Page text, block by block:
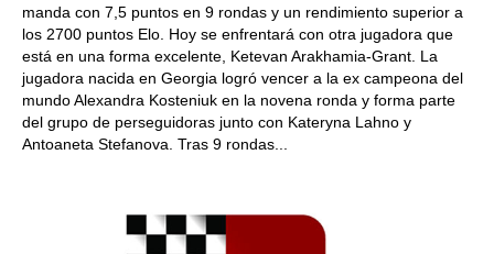
manda con 7,5 puntos en 9 rondas y un rendimiento superior a
los 2700 puntos Elo. Hoy se enfrentará con otra jugadora que
está en una forma excelente, Ketevan Arakhamia-Grant. La
jugadora nacida en Georgia logró vencer a la ex campeona del
mundo Alexandra Kosteniuk en la novena ronda y forma parte
del grupo de perseguidoras junto con Kateryna Lahno y
Antoaneta Stefanova. Tras 9 rondas...